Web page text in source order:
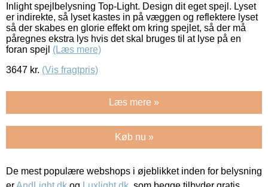
Inlight spejlbelysning Top-Light. Design dit eget spejl. Lyset
er indirekte, så lyset kastes in på væggen og reflektere lyset
så der skabes en glorie effekt om kring spejlet, så der må
påregnes ekstra lys hvis det skal bruges til at lyse på en
foran spejl (Læs mere)
3647 kr. (Vis fragtpris)
Læs mere »
Køb nu »
De mest populære webshops i øjeblikket inden for belysning